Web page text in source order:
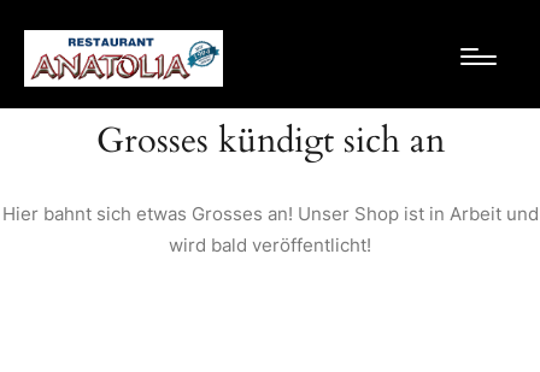
Grosses kündigt sich an
Hier bahnt sich etwas Grosses an! Unser Shop ist in Arbeit und
wird bald veröffentlicht!